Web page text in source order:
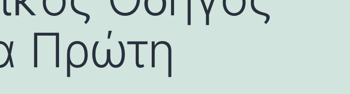
Πρώτη